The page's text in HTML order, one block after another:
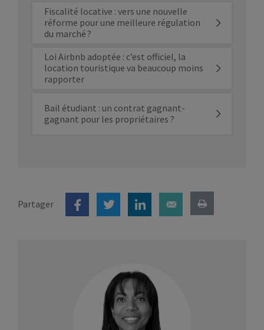
Fiscalité locative : vers une nouvelle
réforme pour une meilleure régulation
du marché ?
Loi Airbnb adoptée : c’est officiel, la
location touristique va beaucoup moins
rapporter
Bail étudiant : un contrat gagnant-
gagnant pour les propriétaires ?
Partager